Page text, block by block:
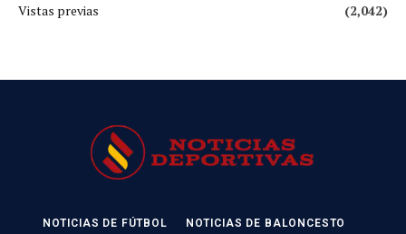
Vistas previas
(2,042)
NOTICIAS DE FÚTBOL NOTICIAS DE BALONCESTO